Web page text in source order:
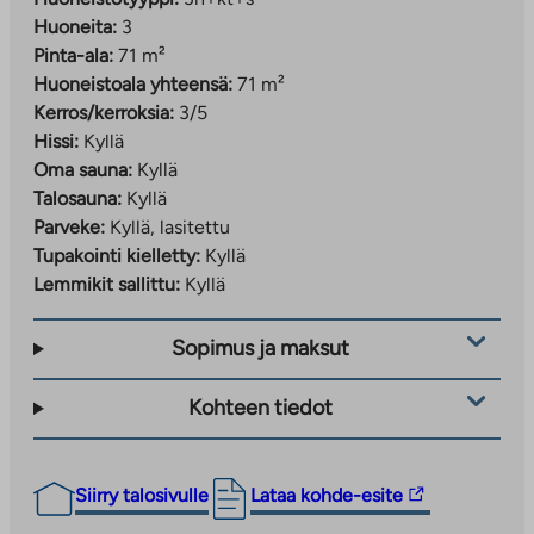
ajomatka esimerkiksi Matinkylän Ison Omenan sekä
Tapiolan kauppoihin ja palveluihin.
Huoneita: 3
Pinta-ala: 71 m²
Huoneistoala yhteensä: 71 m²
Kerros/kerroksia: 3/5
Hissi: Kyllä
Oma sauna: Kyllä
Talosauna: Kyllä
Parveke: Kyllä, lasitettu
Tupakointi kielletty: Kyllä
Lemmikit sallittu: Kyllä
Sopimus ja maksut
Kohteen tiedot
Siirry talosivulle Lataa kohde-esite
Linkki